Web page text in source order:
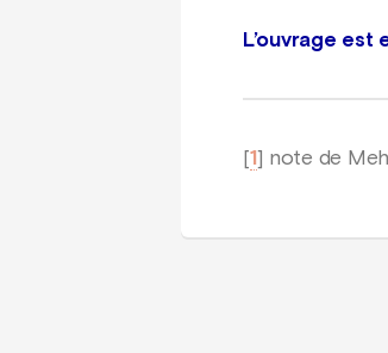
L’ouvrage est
[1] note de